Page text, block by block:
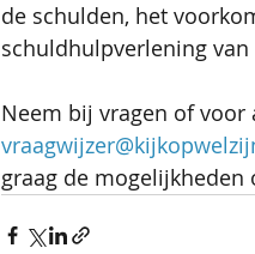
de schulden, het
schuldhulpverlening van
Neem bij vragen of voor
graag de